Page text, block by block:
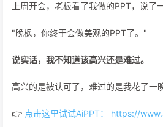
上周开会，老板看了我做的PPT，说了
"晚枫，你终于会做美观的PPT了。"
说实话，我不知道该高兴还是难过。
高兴的是被认可了，难过的是我花了一
👉 点击这里试试AiPPT： https://